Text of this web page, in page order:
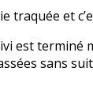
traquée et
est terminé
sans